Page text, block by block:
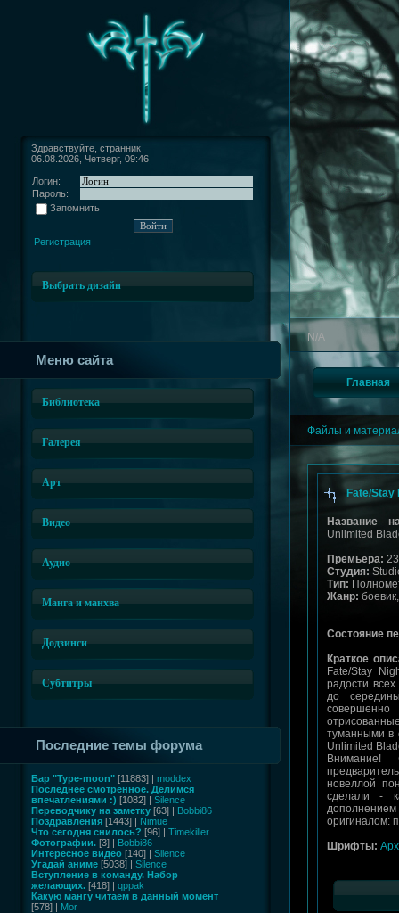
Здравствуйте, странник
06.08.2026, Четверг, 09:46
Логин:
Пароль:
Запомнить
Регистрация
Выбрать дизайн
Меню сайта
Библиотека
Галерея
Арт
Видео
Аудио
Манга и манхва
Додзинси
Субтитры
Последние темы форума
Бар "Type-moon" [11883] | moddex
Последнее смотренное. Делимся
впечатлениями :) [1082] | Silence
Переводчику на заметку [63] | Bobbi86
Поздравления [1443] | Nimue
Что сегодня снилось? [96] | Timekiller
Фотографии. [3] | Bobbi86
Интересное видео [140] | Silence
Угадай аниме [5038] | Silence
Вступление в команду. Набор
желающих. [418] | qppak
Какую мангу читаем в данный момент
[578] | Mor
N/A
Главная
Файлы и
Fate/
Название
Unlimited
Премьера:
Студия:
Тип:
Жанр:
Состояние
Краткое
Fate/Stay
радости
до
туманными в
Unlimited
новеллой
сделали -
оригиналом:
Шрифты: